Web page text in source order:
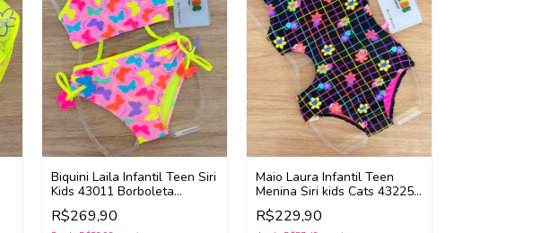
Biquini Laila Infantil Teen Siri
Kids 43011 Borboleta
(Rosa/Amarelo)
R$269,90
Maio Laura Infantil Teen
Menina Siri kids Cats 43225
(Preto /Rosa)
R$229,90